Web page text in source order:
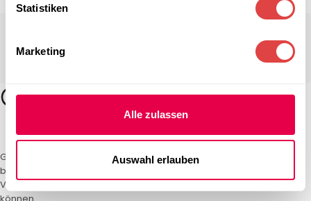
Statistiken
Marketing
Alle zulassen
Auswahl erlauben
Gastro Uzal – Ihr Spezialist für Gastronomiemöbel und -textilien. Wir
bieten maßgeschneiderte Lösungen für Restaurants, Hotels und
Veranstaltungen. Qualität und Service, auf die Sie sich verlassen